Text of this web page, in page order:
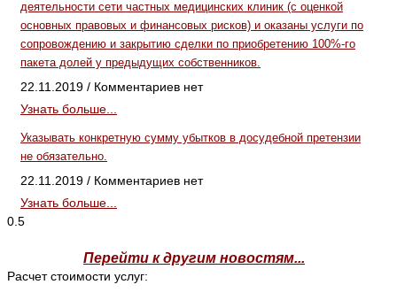
деятельности сети частных медицинских клиник (с оценкой
основных правовых и финансовых рисков) и оказаны услуги по
сопровождению и закрытию сделки по приобретению 100%-го
пакета долей у предыдущих собственников.
22.11.2019
Комментариев нет
Узнать больше...
Указывать конкретную сумму убытков в досудебной претензии
не обязательно.
22.11.2019
Комментариев нет
Узнать больше...
Перейти к другим новостям...
Расчет стоимости услуг: